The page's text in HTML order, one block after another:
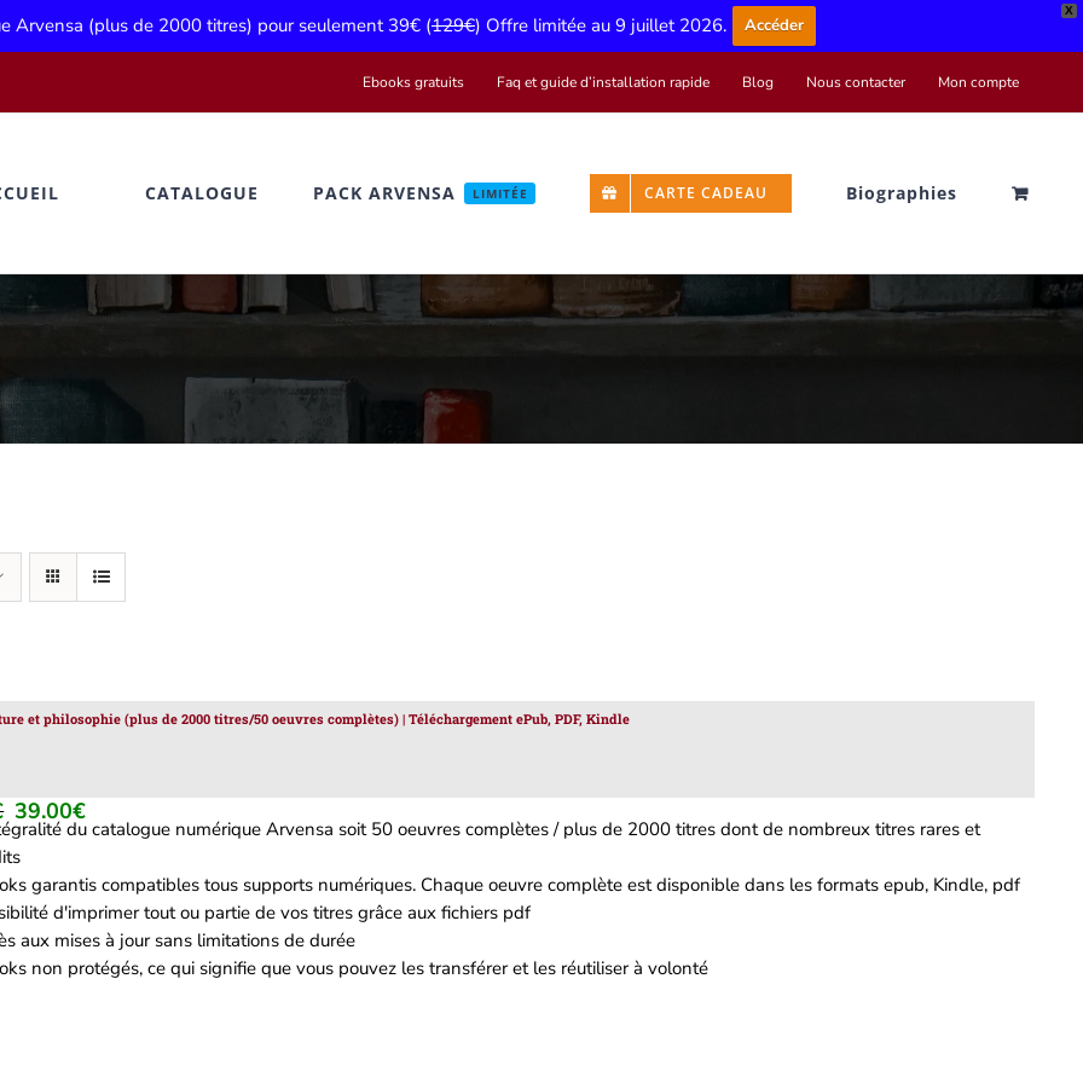
X
Arvensa (plus de 2000 titres) pour seulement 39€ (129€) Offre limitée au 9 juillet 2026. Accéder
Ebooks gratuits Faq et guide d’installation rapide Blog Nous contacter Mon compte
CATALOGUE PACK ARVENSA LIMITÉE CARTE CADEAU Biographies
et philosophie (plus de 2000 titres/50 oeuvres complètes) | Téléchargement ePub, PDF, Kindle
Le
prix
initial
était :
129.00€.
39.00€Le
prix
est :
39.00€.
du catalogue numérique Arvensa soit 50 oeuvres complètes / plus de 2000 titres dont de nombreux titres rares et
garantis compatibles tous supports numériques. Chaque oeuvre complète est disponible dans les formats epub, Kindle, pdf
d'imprimer tout ou partie de vos titres grâce aux fichiers pdf
aux mises à jour sans limitations de durée
non protégés, ce qui signifie que vous pouvez les transférer et les réutiliser à volonté